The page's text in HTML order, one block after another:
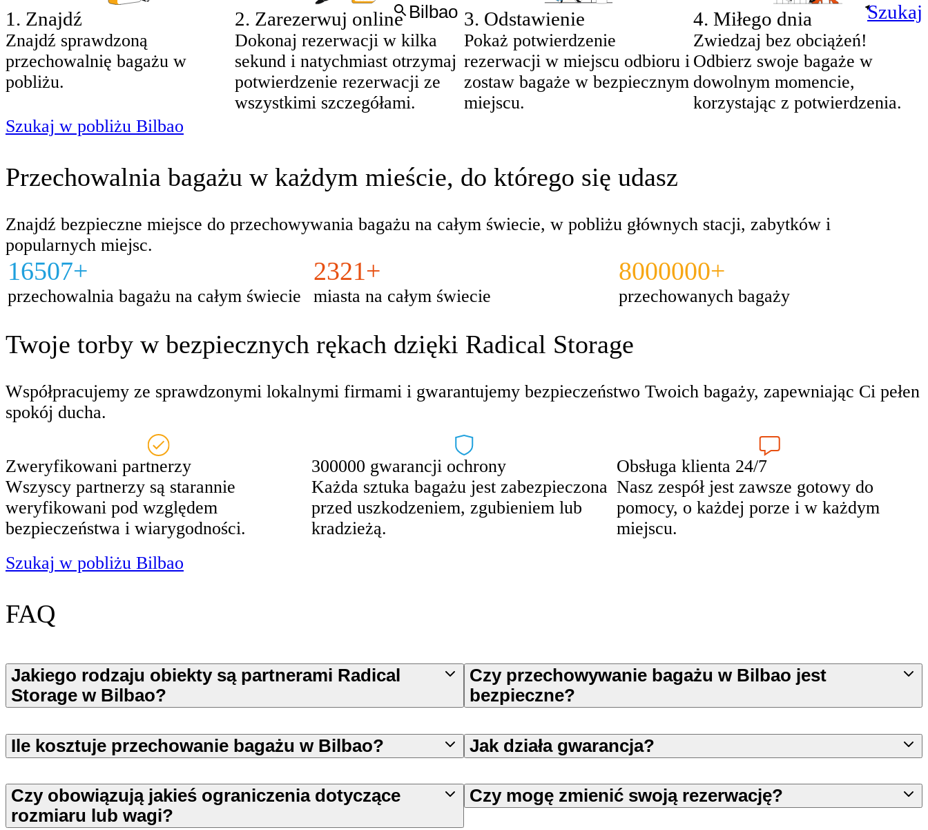
Szukaj
1 . Znajdź
Znajdź sprawdzoną
przechowalnię bagażu w
pobliżu.
2. Zarezerwuj online
Dokonaj rezerwacji w kilka
sekund i natychmiast otrzymaj
potwierdzenie rezerwacji ze
wszystkimi szczegółami.
3. Odstawienie
Pokaż potwierdzenie
rezerwacji w miejscu odbioru i
zostaw bagaże w bezpiecznym
miejscu.
4. Miłego dnia
Zwiedzaj bez obciążeń!
Odbierz swoje bagaże w
dowolnym momencie,
korzystając z potwierdzenia.
Szukaj w pobliżu Bilbao
Przechowalnia bagażu w każdym mieście, do którego się udasz
Znajdź bezpieczne miejsce do przechowywania bagażu na całym świecie, w pobliżu głównych stacji, zabytków i
popularnych miejsc.
16507+
przechowalnia bagażu na całym świecie
2321+
miasta na całym świecie
8000000+
przechowanych bagaży
Twoje torby w bezpiecznych rękach dzięki Radical Storage
Współpracujemy ze sprawdzonymi lokalnymi firmami i gwarantujemy bezpieczeństwo Twoich bagaży, zapewniając Ci pełen
spokój ducha.
Zweryfikowani partnerzy
Wszyscy partnerzy są starannie
weryfikowani pod względem
bezpieczeństwa i wiarygodności.
300000 gwarancji ochrony
Każda sztuka bagażu jest zabezpieczona
przed uszkodzeniem, zgubieniem lub
kradzieżą.
Obsługa klienta 24/7
Nasz zespół jest zawsze gotowy do
pomocy, o każdej porze i w każdym
miejscu.
Szukaj w pobliżu Bilbao
FAQ
Jakiego rodzaju obiekty są partnerami Radical
Storage w Bilbao?
Czy przechowywanie bagażu w Bilbao jest
bezpieczne?
Ile kosztuje przechowanie bagażu w Bilbao? Jak działa gwarancja?
Czy obowiązują jakieś ograniczenia dotyczące
rozmiaru lub wagi?
Czy mogę zmienić swoją rezerwację?